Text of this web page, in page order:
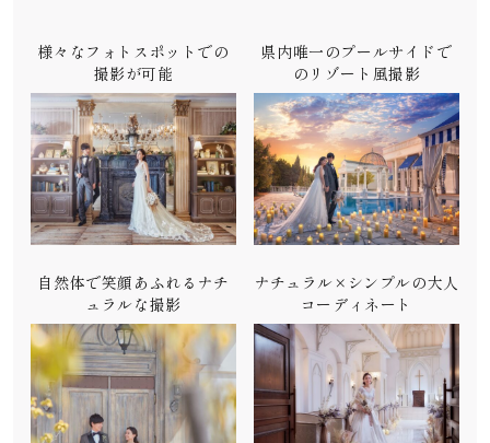
様々なフォトスポットでの
撮影が可能
県内唯一のプールサイドで
のリゾート風撮影
自然体で笑顔あふれるナチ
ュラルな撮影
ナチュラル×シンプルの大人
コーディネート